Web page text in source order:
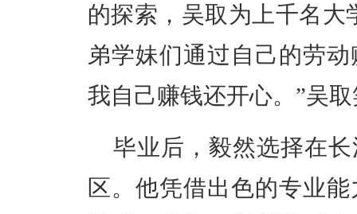
的探索，吴取为上千名大
弟学妹们通过自己的劳
我自己赚钱还开心。”吴
毕业后，毅然选择在
区。他凭借出色的专业